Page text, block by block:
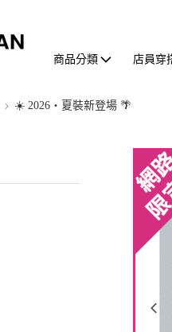
商品分類 店員穿
☀️ 2026・夏裝新登場 🌴